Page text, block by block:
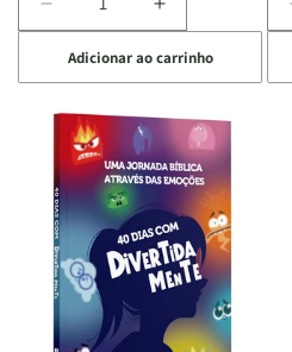
Diminuir
a
quantidade
de
Devocional
Quarto
de
Guerra
Isabelle
S.
Alves
Aumentar
a
quantidade
de
Devocional
Quarto
de
Guerra
|
Isabelle
S.
Alves
Adicionar ao carrinho